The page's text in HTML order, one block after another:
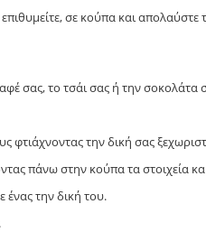
σε κούπα και
σας, το τσάι σας ή την
φτιάχνοντας την δική σας
πάνω στην κούπα τα στοιχεία
ένας την δική του.